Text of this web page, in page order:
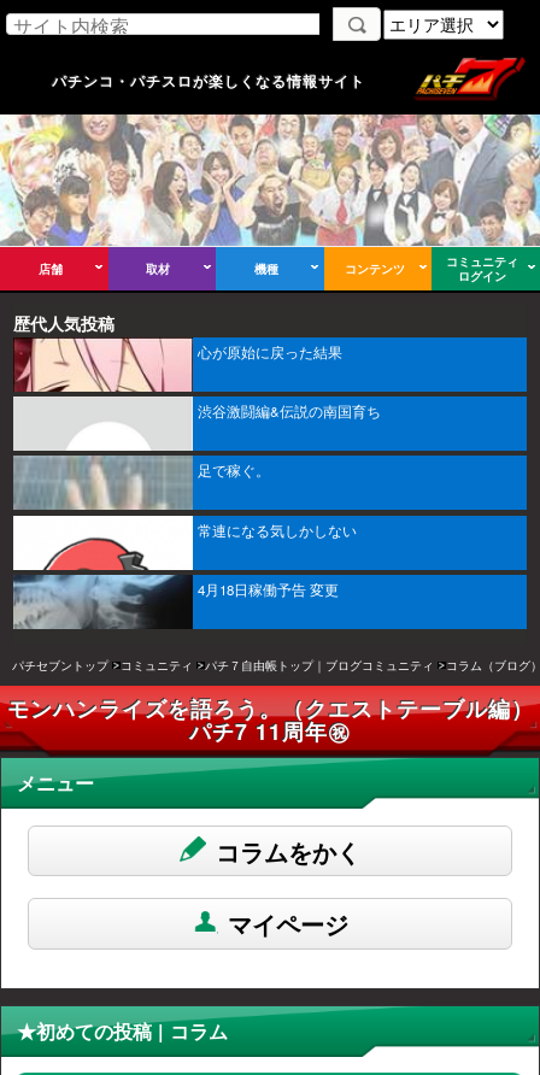
パチンコ・パチスロが楽しくなる情報サイト
店舗 取材 機種 コンテンツ
コミュニティ
ログイン
歴代人気投稿
心が原始に戻った結果
渋谷激闘編&伝説の南国育ち
足で稼ぐ。
常連になる気しかしない
4月18日稼働予告 変更
パチセブントップ コミュニティ パチ７自由帳トップ｜ブログコミュニティ コラム（ブログ
モンハンライズを語ろう。（クエストテーブル編）
パチ7 11周年㊗️
メニュー
コラムをかく
マイページ
★初めての投稿 | コラム